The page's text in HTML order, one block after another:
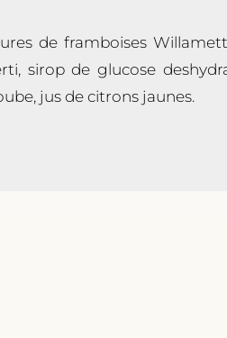
de framboises
sirop de glucose
jus de citrons jaunes.